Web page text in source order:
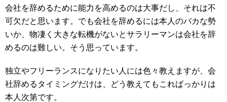
会社を辞めるために能力を高めるのは大事だし、それは不
可欠だと思います。でも会社を辞めるには本人のバカな勢
いか、物凄く大きな転機がないとサラリーマンは会社を辞
めるのは難しい。そう思っています。
独立やフリーランスになりたい人には色々教えますが、会
社辞めるタイミングだけは、どう教えてもこればっかりは
本人次第です。